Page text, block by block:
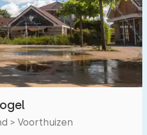
> Voorthuizen